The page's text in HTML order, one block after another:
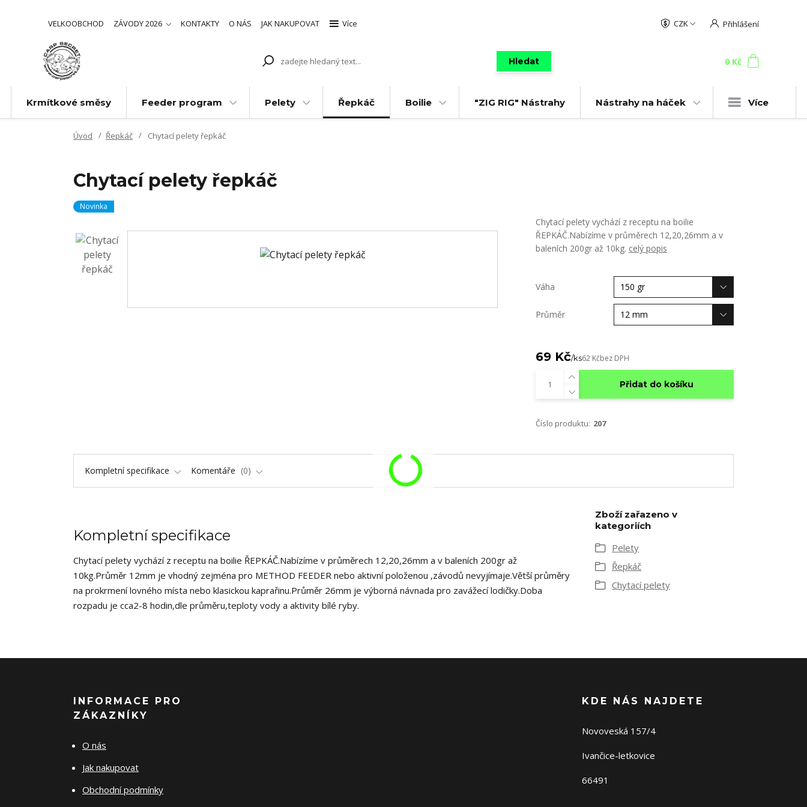
VELKOOBCHOD ZÁVODY 2026 KONTAKTY O NÁS JAK NAKUPOVAT Více CZK Přihlášení
Hledat 0 Kč
Krmítkové směsy Feeder program Pelety Řepkáč Boilie "ZIG RIG" Nástrahy Nástrahy na háček Více
Úvod Řepkáč Chytací pelety řepkáč
Chytací pelety řepkáč
Novinka
Chytací pelety vychází z receptu na boilie
ŘEPKÁČ.Nabízíme v průměrech 12,20,26mm a v
baleních 200gr až 10kg. celý popis
Váha
Průměr
69 Kč/ks62 Kčbez DPH
Přidat do košíku
Číslo produktu: 207
Kompletní specifikace Komentáře 0
Kompletní specifikace
Chytací pelety vychází z receptu na boilie ŘEPKÁČ.Nabízíme v průměrech 12,20,26mm a v baleních 200gr až
10kg.Průměr 12mm je vhodný zejména pro METHOD FEEDER nebo aktivní položenou ,závodů nevyjímaje.Větší průměry
na prokrmení lovného místa nebo klasickou kaprařinu.Průměr 26mm je výborná návnada pro zavážecí lodičky.Doba
rozpadu je cca2-8 hodin,dle průměru,teploty vody a aktivity bílé ryby.
Zboží zařazeno v
kategoriích
Pelety
Řepkáč
Chytací pelety
INFORMACE PRO
ZÁKAZNÍKY
O nás
Jak nakupovat
Obchodní podmínky
KDE NÁS NAJDETE
Novoveská 157/4
Ivančice-letkovice
66491